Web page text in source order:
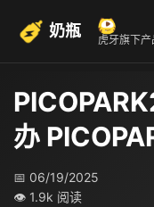
奶瓶 虎牙旗下产
办
📅 06/19/2025
👁 1.9k 阅读